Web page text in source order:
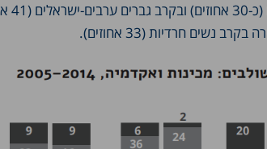
גברים
נשים חרדיות (33 אחוזים).